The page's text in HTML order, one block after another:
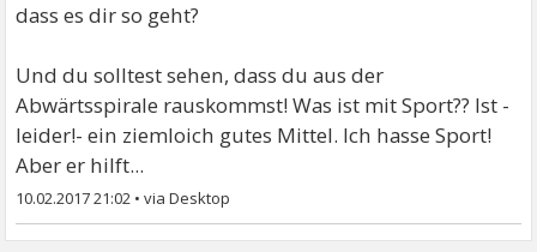
dass es dir so geht?
Und du solltest sehen, dass du aus der
Abwärtsspirale rauskommst! Was ist mit Sport?? Ist -
leider!- ein ziemloich gutes Mittel. Ich hasse Sport!
Aber er hilft...
10.02.2017 21:02 •